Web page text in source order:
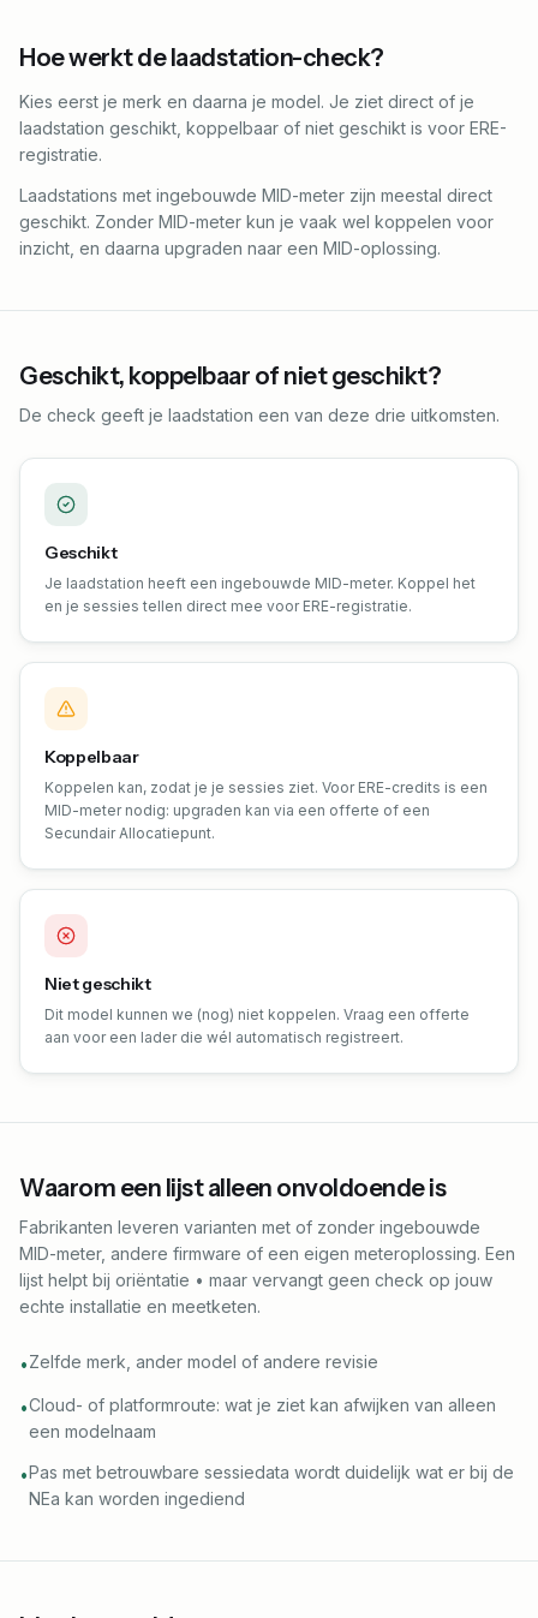
Hoe werkt de laadstation-check?
Kies eerst je merk en daarna je model. Je ziet direct of je
laadstation geschikt, koppelbaar of niet geschikt is voor ERE-
registratie.
Laadstations met ingebouwde MID-meter zijn meestal direct
geschikt. Zonder MID-meter kun je vaak wel koppelen voor
inzicht, en daarna upgraden naar een MID-oplossing.
Geschikt, koppelbaar of niet geschikt?
De check geeft je laadstation een van deze drie uitkomsten.
Geschikt
Je laadstation heeft een ingebouwde MID-meter. Koppel het
en je sessies tellen direct mee voor ERE-registratie.
Koppelbaar
Koppelen kan, zodat je je sessies ziet. Voor ERE-credits is een
MID-meter nodig: upgraden kan via een offerte of een
Secundair Allocatiepunt.
Niet geschikt
Dit model kunnen we (nog) niet koppelen. Vraag een offerte
aan voor een lader die wél automatisch registreert.
Waarom een lijst alleen onvoldoende is
Fabrikanten leveren varianten met of zonder ingebouwde
MID-meter, andere firmware of een eigen meteroplossing. Een
lijst helpt bij oriëntatie • maar vervangt geen check op jouw
echte installatie en meetketen.
•Zelfde merk, ander model of andere revisie
•Cloud- of platformroute: wat je ziet kan afwijken van alleen
een modelnaam
•Pas met betrouwbare sessiedata wordt duidelijk wat er bij de
NEa kan worden ingediend